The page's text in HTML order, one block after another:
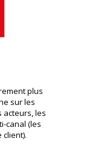
plus
sur les
acteurs, les
canal (les
client).